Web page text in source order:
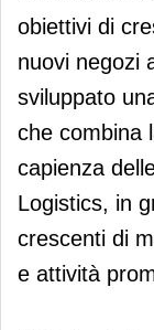
obiettivi di
nuovi negozi
sviluppato
che combina
capienza
Logistics, in
crescenti di
e attività